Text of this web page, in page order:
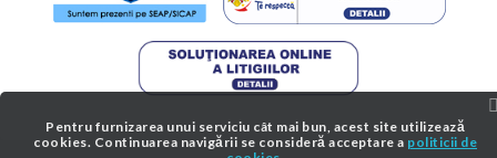
Pentru furnizarea unui serviciu cât mai bun, acest site utilizează
cookies. Continuarea navigării se consideră acceptare a politicii de